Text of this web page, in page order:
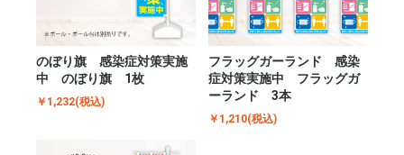
のぼり旗 感染症対策実施
中 のぼり旗 1枚
￥1,232(税込)
フラッグガーランド 感染
症対策実施中 フラッグガ
ーランド 3本
￥1,210(税込)